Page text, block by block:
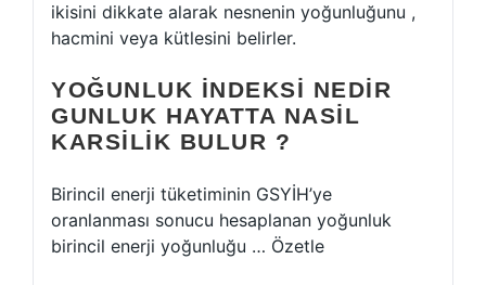
ikisini dikkate alarak nesnenin yoğunluğunu ,
hacmini veya kütlesini belirler.
YOĞUNLUK INDEKSI NEDIR
GUNLUK HAYATTA NASIL
KARSILIK BULUR ?
Birincil enerji tüketiminin GSYİH’ye
oranlanması sonucu hesaplanan yoğunluk
birincil enerji yoğunluğu … Özetle